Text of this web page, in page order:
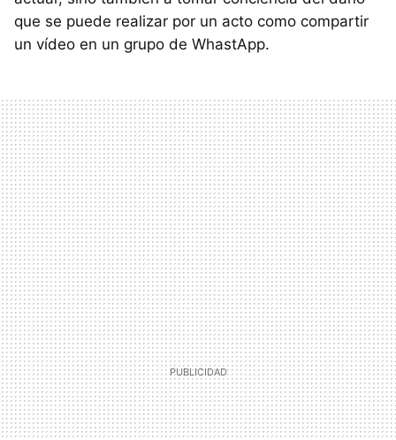
que se puede realizar por un acto como compartir
un vídeo en un grupo de WhastApp.